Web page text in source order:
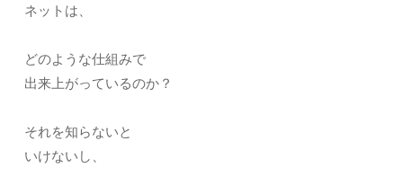
ネットは、
どのような仕組みで
出来上がっているのか？
それを知らないと
いけないし、